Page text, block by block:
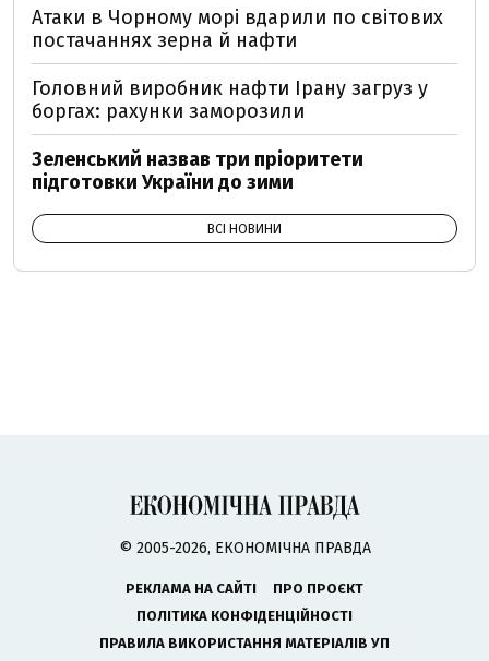
Атаки в Чорному морі вдарили по світових
постачаннях зерна й нафти
Головний виробник нафти Ірану загруз у
боргах: рахунки заморозили
Зеленський назвав три пріоритети
підготовки України до зими
ВСІ НОВИНИ
© 2005-2026, ЕКОНОМІЧНА ПРАВДА
РЕКЛАМА НА САЙТІ
ПРО ПРОЄКТ
ПОЛІТИКА КОНФІДЕНЦІЙНОСТІ
ПРАВИЛА ВИКОРИСТАННЯ МАТЕРІАЛІВ УП